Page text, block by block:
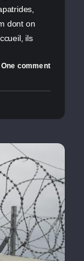
dont on
ils
One comment